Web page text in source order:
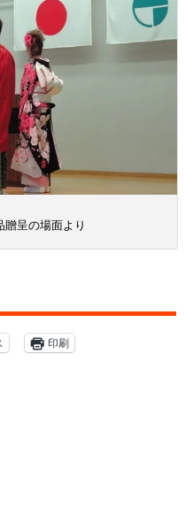
贈呈の場面より
印刷